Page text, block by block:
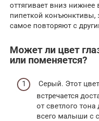
оттягивает вниз нижнее
пипеткой конъюнктивы,
самое повторяют с
Может ли цвет
или поменяется?
Серый. Этот
встречается
от светлого
всего малыши с